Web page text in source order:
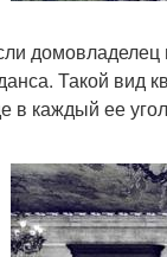
Такой вид
в каждый ее